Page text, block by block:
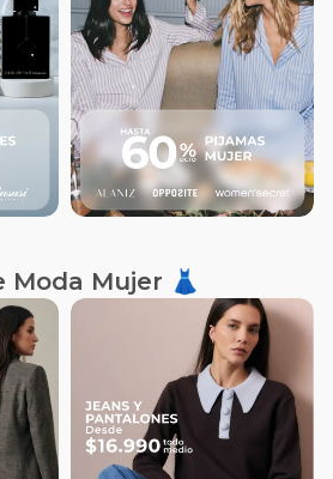
Moda Mujer 👗